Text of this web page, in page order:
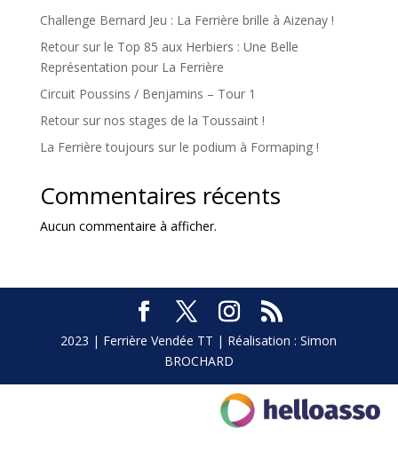
Challenge Bernard Jeu : La Ferrière brille à Aizenay !
Retour sur le Top 85 aux Herbiers : Une Belle
Représentation pour La Ferrière
Circuit Poussins / Benjamins – Tour 1
Retour sur nos stages de la Toussaint !
La Ferrière toujours sur le podium à Formaping !
Commentaires récents
Aucun commentaire à afficher.
2023 | Ferrière Vendée TT | Réalisation : Simon
BROCHARD